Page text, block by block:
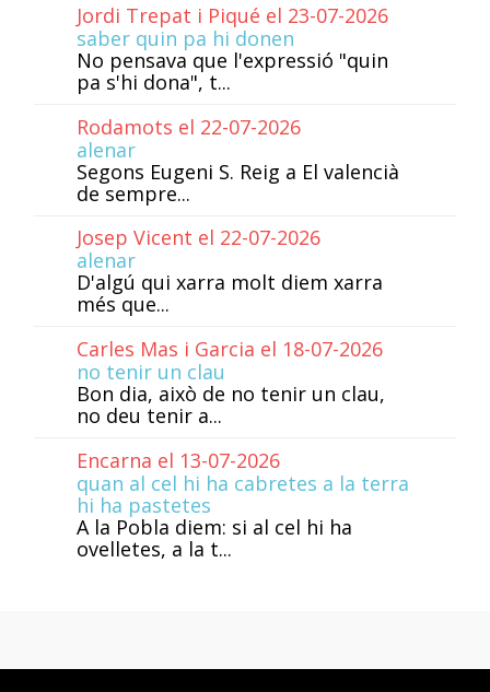
Jordi Trepat i Piqué el 23-07-2026
saber quin pa hi donen
No pensava que l'expressió "quin
pa s'hi dona", t...
Rodamots el 22-07-2026
alenar
Segons Eugeni S. Reig a El valencià
de sempre...
Josep Vicent el 22-07-2026
alenar
D'algú qui xarra molt diem xarra
més que...
Carles Mas i Garcia el 18-07-2026
no tenir un clau
Bon dia, això de no tenir un clau,
no deu tenir a...
Encarna el 13-07-2026
quan al cel hi ha cabretes a la terra
hi ha pastetes
A la Pobla diem: si al cel hi ha
ovelletes, a la t...